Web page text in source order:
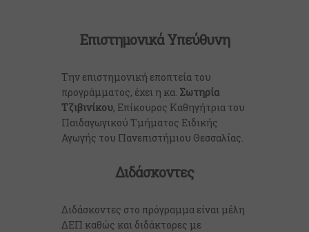
Επιστημονικά Υπεύθυνη
Την επιστημονική εποπτεία του
προγράμματος, έχει η κα. Σωτηρία
Τζιβινίκου, Επίκουρος Καθηγήτρια του
Παιδαγωγικού Τμήματος Ειδικής
Αγωγής του Πανεπιστήμιου Θεσσαλίας.
Διδάσκοντες
Διδάσκοντες στο πρόγραμμα είναι μέλη
ΔΕΠ καθώς και διδάκτορες με